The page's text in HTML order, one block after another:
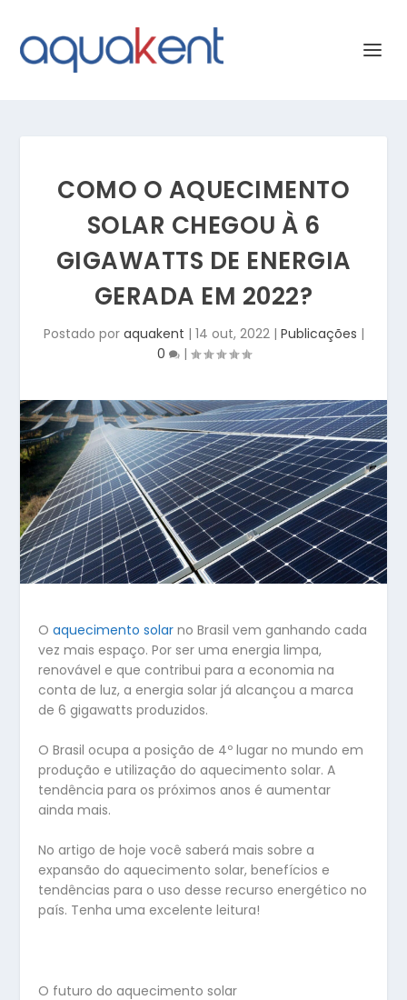
COMO O AQUECIMENTO
SOLAR CHEGOU À 6
GIGAWATTS DE ENERGIA
GERADA EM 2022?
Postado por aquakent | 14 out, 2022| Publicações |
0
|
Oaquecimento solar no Brasil vem ganhando cada
vez mais espaço. Por ser uma energia limpa,
renovável e que contribui para a economia na
conta de luz, a energia solar já alcançou a marca
de 6 gigawatts produzidos.
O Brasil ocupa a posição de 4º lugar no mundo em
produção e utilização do aquecimento solar. A
tendência para os próximos anos é aumentar
ainda mais.
No artigo de hoje você saberá mais sobre a
expansão do aquecimento solar, benefícios e
tendências para o uso desse recurso energético no
país. Tenha uma excelente leitura!
O futuro do aquecimento solar